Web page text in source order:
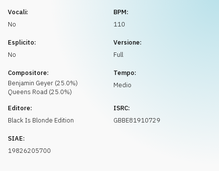
Vocali:
No
BPM:
110
Esplicito:
No
Versione:
Full
Compositore:
Benjamin Geyer (25.0%)
Queens Road (25.0%)
Tempo:
Medio
Editore:
Black Is Blonde Edition
ISRC:
GBBE81910729
SIAE:
19826205700